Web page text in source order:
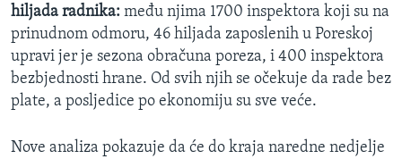
hiljada radnika: među njima 1700 inspektora koji su na
prinudnom odmoru, 46 hiljada zaposlenih u Poreskoj
upravi jer je sezona obračuna poreza, i 400 inspektora
bezbjednosti hrane. Od svih njih se očekuje da rade bez
plate, a posljedice po ekonomiju su sve veće.
Nove analiza pokazuje da će do kraja naredne nedjelje